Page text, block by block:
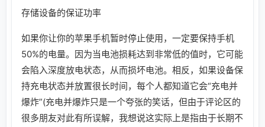
存储设备的保证功率
如果你让你的苹果手机暂时停止使用，一定要保持手机
50%的电量。因为当电池损耗达到非常低的值时，它可能
会陷入深度放电状态，从而损坏电池。相反，如果设备保
持充电状态并放置很长时间，每个人都知道它会“充电并
爆炸”(充电并爆炸只是一个夸张的笑话，但由于评论区的
很多朋友对此有所误解，我想说这实际上是指由于长期不